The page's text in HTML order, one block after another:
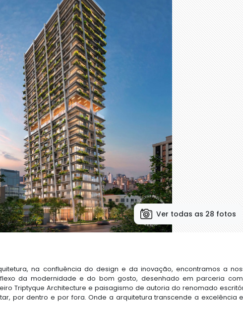
Ver todas as 28 fotos
na confluência do design e da inovação, encontramos a
da modernidade e do bom gosto, desenhado em parceria
Triptyque Architecture e paisagismo de autoria do renomado
por dentro e por fora. Onde a arquitetura transcende a excelência